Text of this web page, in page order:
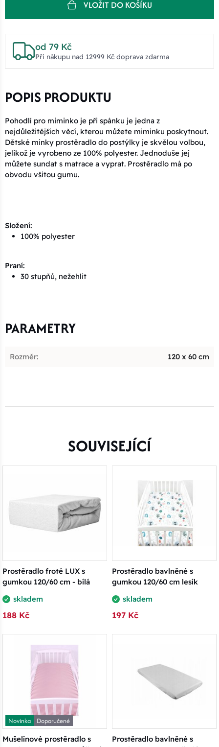
VLOŽIT DO KOŠÍKU
od 79 Kč
Při nákupu nad 12999 Kč doprava zdarma
POPIS PRODUKTU
Pohodlí pro miminko je při spánku je jedna z
nejdůležitějších věcí, kterou můžete miminku poskytnout.
Dětské minky prostěradlo do postýlky je skvělou volbou,
jelikož je vyrobeno ze 100% polyester. Jednoduše jej
můžete sundat s matrace a vyprat. Prostěradlo má po
obvodu všitou gumu.
Složení:
100% polyester
Praní:
30 stupňů, nežehlit
PARAMETRY
Rozměr: 120 x 60 cm
SOUVISEJÍCÍ
Prostěradlo froté LUX s
gumkou 120/60 cm - bílá
skladem
188 Kč
Prostěradlo bavlněné s
gumkou 120/60 cm lesík
skladem
197 Kč
Novinka
Doporučené
Mušelínové prostěradlo s
Prostěradlo bavlněné s